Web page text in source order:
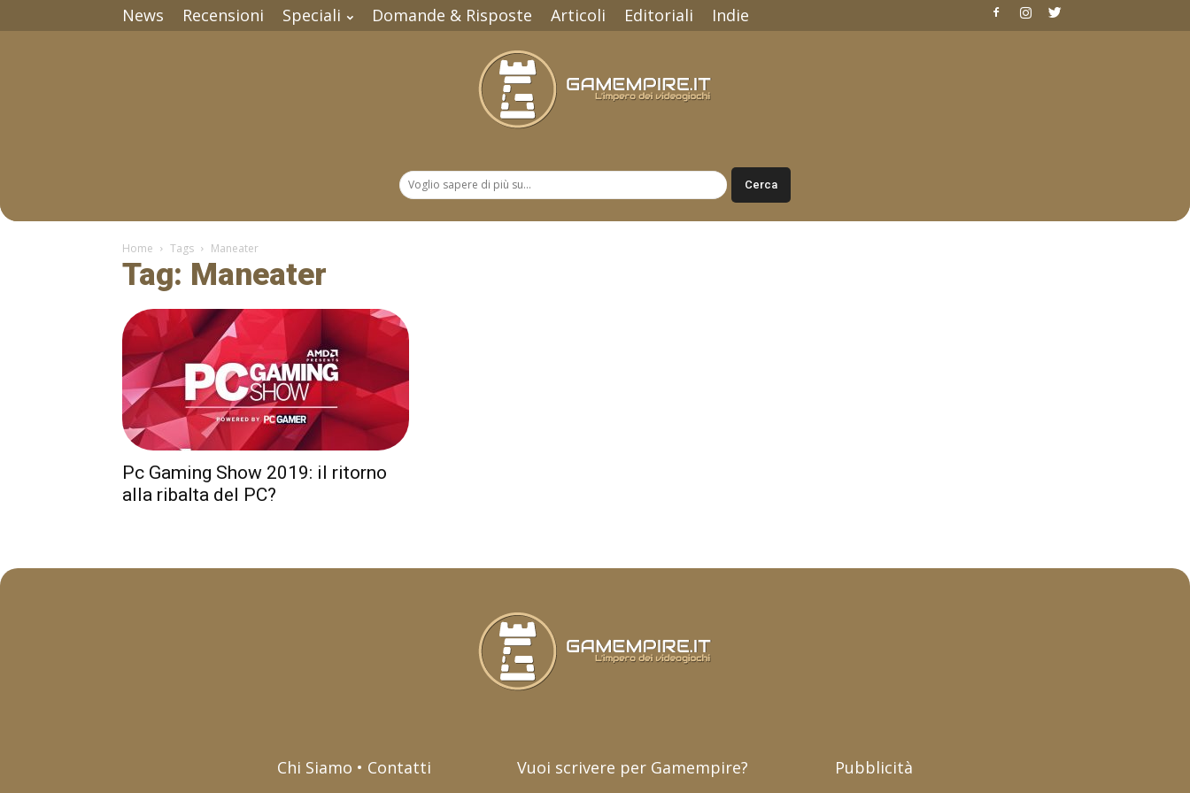
News Recensioni Speciali Domande & Risposte Articoli Editoriali Indie
Home Tags Maneater
Tag: Maneater
Pc Gaming Show 2019: il ritorno
alla ribalta del PC?
Chi Siamo • Contatti Vuoi scrivere per Gamempire? Pubblicità